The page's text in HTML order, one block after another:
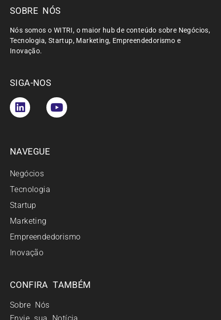
SOBRE NÓS
Nós somos o WITRI, o maior hub de conteúdo sobre Negócios,
Tecnologia, Startup, Marketing, Empreendedorismo e
Inovação.
SIGA-NOS
NAVEGUE
Negócios
Tecnologia
Startup
Marketing
Empreendedorismo
Inovação
CONFIRA TAMBÉM
Sobre Nós